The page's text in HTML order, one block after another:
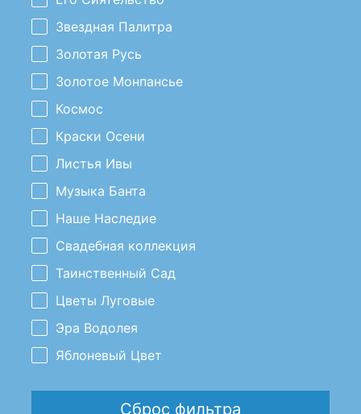
До
Звездная Палитра
Золотая Русь
Золотое Монпансье
Космос
Краски Осени
Листья Ивы
Музыка Банта
Наше Наследие
Свадебная коллекция
Таинственный Сад
Цветы Луговые
Эра Водолея
Яблоневый Цвет
Сброс фильтра